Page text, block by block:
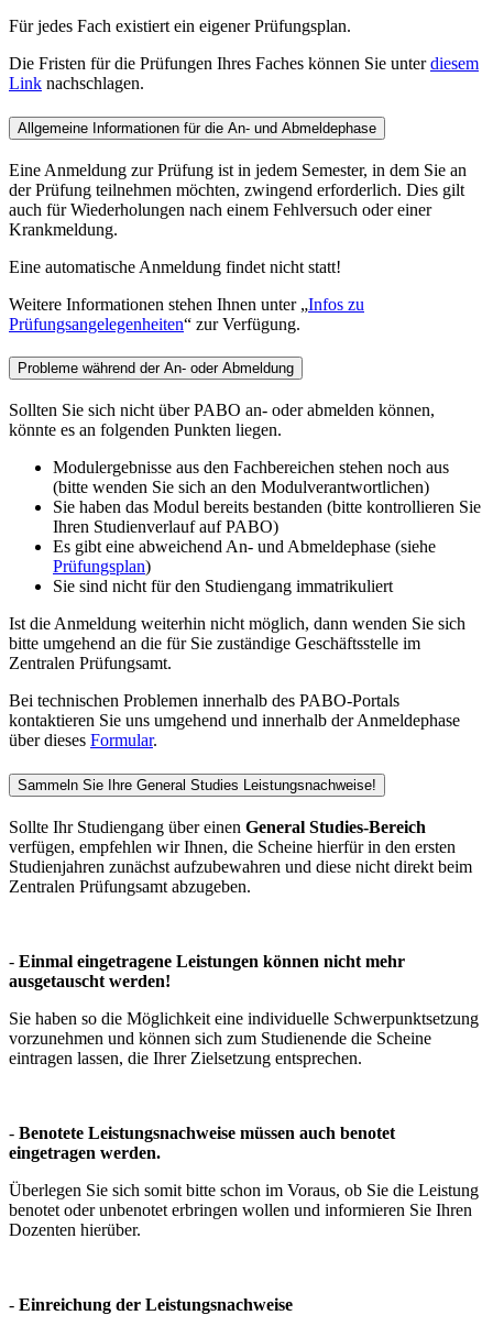
Für jedes Fach existiert ein eigener Prüfungsplan.
Die Fristen für die Prüfungen Ihres Faches können Sie unterdiesem
Link nachschlagen.
Allgemeine Informationen für die An- und Abmeldephase
Eine Anmeldung zur Prüfung ist in jedem Semester, in dem Sie an
der Prüfung teilnehmen möchten, zwingend erforderlich. Dies gilt
auch für Wiederholungen nach einem Fehlversuch oder einer
Krankmeldung.
Eine automatische Anmeldung findet nicht statt!
Weitere Informationen stehen Ihnen unter „Infos zu
Prüfungsangelegenheiten“ zur Verfügung.
Probleme während der An- oder Abmeldung
Sollten Sie sich nicht über PABO an- oder abmelden können,
könnte es an folgenden Punkten liegen.
Modulergebnisse aus den Fachbereichen stehen noch aus
(bitte wenden Sie sich an den Modulverantwortlichen)
Sie haben das Modul bereits bestanden (bitte kontrollieren Sie
Ihren Studienverlauf auf PABO)
Es gibt eine abweichend An- und Abmeldephase (siehe
Prüfungsplan)
Sie sind nicht für den Studiengang immatrikuliert
Ist die Anmeldung weiterhin nicht möglich, dann wenden Sie sich
bitte umgehend an die für Sie zuständige Geschäftsstelle im
Zentralen Prüfungsamt.
Bei technischen Problemen innerhalb des PABO-Portals
kontaktieren Sie uns umgehend und innerhalb der Anmeldephase
über dieses Formular.
Sammeln Sie Ihre General Studies Leistungsnachweise!
Sollte Ihr Studiengang über einen General Studies-Bereich
verfügen, empfehlen wir Ihnen, die Scheine hierfür in den ersten
Studienjahren zunächst aufzubewahren und diese nicht direkt beim
Zentralen Prüfungsamt abzugeben.
- Einmal eingetragene Leistungen können nicht mehr
ausgetauscht werden!
Sie haben so die Möglichkeit eine individuelle Schwerpunktsetzung
vorzunehmen und können sich zum Studienende die Scheine
eintragen lassen, die Ihrer Zielsetzung entsprechen.
- Benotete Leistungsnachweise müssen auch benotet
eingetragen werden.
Überlegen Sie sich somit bitte schon im Voraus, ob Sie die Leistung
benotet oder unbenotet erbringen wollen und informieren Sie Ihren
Dozenten hierüber.
- Einreichung der Leistungsnachweise